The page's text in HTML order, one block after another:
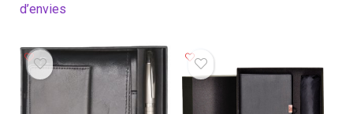
d’envies